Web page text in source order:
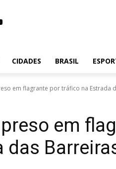
CIDADES BRASIL
em flagrante por tráfico na Estrada
em
das